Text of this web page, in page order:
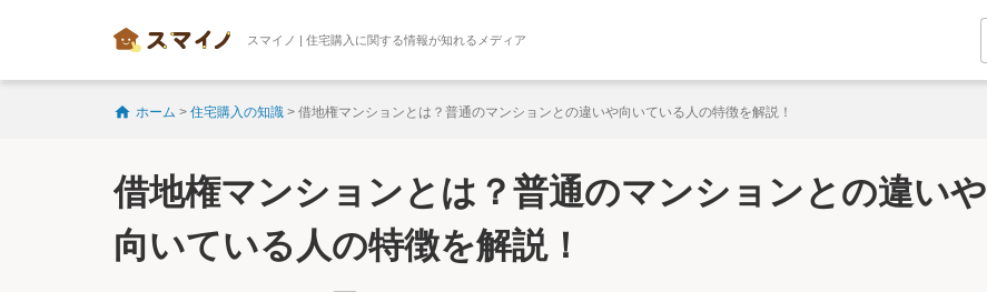
スマイノ | 住宅購入に関する情報が知れるメディア
ホーム > 住宅購入の知識 > 借地権マンションとは？普通のマンションとの違いや向いている人の特徴を解説！
借地権マンションとは？普通のマンションとの違いや
向いている人の特徴を解説！